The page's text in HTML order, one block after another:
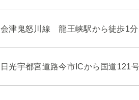
会津鬼怒川線 龍王峡駅から徒歩1
日光宇都宮道路今市ICから国道121